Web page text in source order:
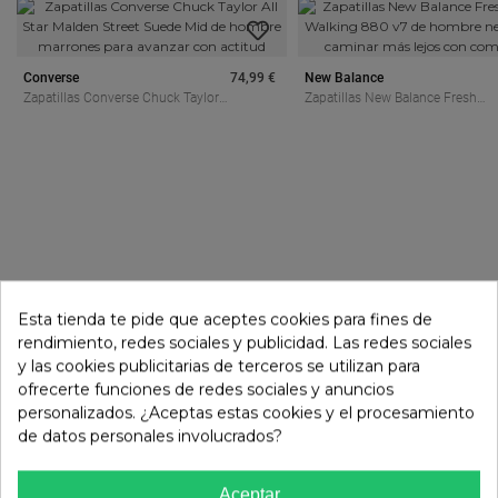
Converse
Zapatillas Converse Chuck Taylor
74,99 €
New Balance
Zapatillas New Balance Fresh
Esta tienda te pide que aceptes cookies para fines de
rendimiento, redes sociales y publicidad. Las redes sociales
y las cookies publicitarias de terceros se utilizan para
ofrecerte funciones de redes sociales y anuncios
personalizados. ¿Aceptas estas cookies y el procesamiento
de datos personales involucrados?